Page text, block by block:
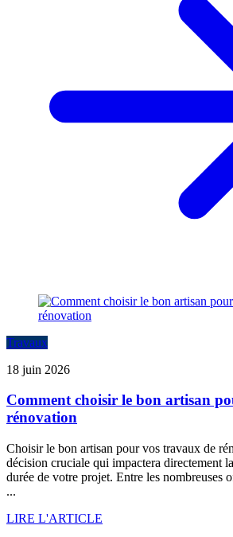
Travaux
18 juin 2026
Comment choisir le bon artisan
rénovation
Choisir le bon artisan pour vos travaux de
décision cruciale qui impactera directement
durée de votre projet. Entre les nombreuses
...
LIRE L'ARTICLE